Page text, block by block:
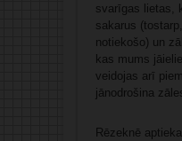
svarīgas lietas,
sakarus
notiekošo) un
kas mums
veidojas arī
jānodrošina
Rēzeknē